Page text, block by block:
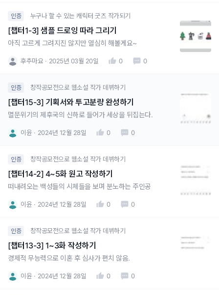
인증 누구나 할 수 있는 캐릭터 굿즈 작가되기
[챕터1-3] 샘플 드로잉 따라 그리기
아직 고르게 그려지진 않지만 열심히 해볼게요~
후추마요 2025년 03월 20일 0 0
인증 창작공모전으로 웹소설 작가 데뷔하기
[챕터15-3] 기획서와 투고분량 완성하기
멸문위기의 제후국의 신하로 들어가 세상을 뒤집는다.
이윤 2024년 12월 28일 0 0
인증 창작공모전으로 웹소설 작가 데뷔하기
[챕터14-2] 4~5화 원고 작성하기
떠내려오는 백성들의 시체들을 보며 분노하는 주인공
이윤 2024년 12월 28일 0 0
인증 창작공모전으로 웹소설 작가 데뷔하기
[챕터13-3] 1~3화 작성하기
경제적 무능력으로 이혼 후 심사가 편치 않음.
이윤 2024년 12월 28일 0 0